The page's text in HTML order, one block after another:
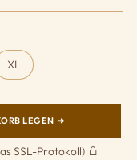
XL
LEGEN ➜
SSL-Protokoll)